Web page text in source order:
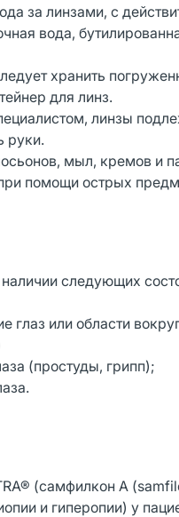
за линзами, с
вода,
хранить
для линз.
линзы
руки.
мыл, кремов
помощи острых
следующих
глаз или области
(простуды, грипп);
(самфилкон A
и гиперопии) у